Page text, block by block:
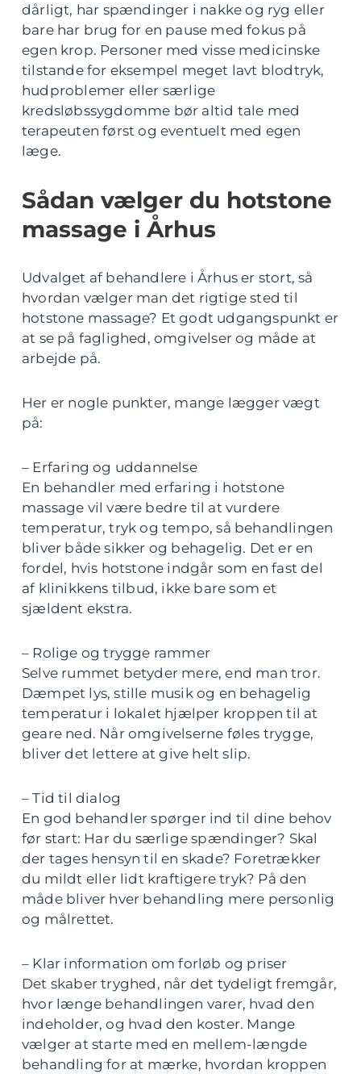
dårligt, har spændinger i nakke og ryg eller
bare har brug for en pause med fokus på
egen krop. Personer med visse medicinske
tilstande for eksempel meget lavt blodtryk,
hudproblemer eller særlige
kredsløbssygdomme bør altid tale med
terapeuten først og eventuelt med egen
læge.
Sådan vælger du hotstone
massage i Århus
Udvalget af behandlere i Århus er stort, så
hvordan vælger man det rigtige sted til
hotstone massage? Et godt udgangspunkt er
at se på faglighed, omgivelser og måde at
arbejde på.
Her er nogle punkter, mange lægger vægt
på:
– Erfaring og uddannelse
En behandler med erfaring i hotstone
massage vil være bedre til at vurdere
temperatur, tryk og tempo, så behandlingen
bliver både sikker og behagelig. Det er en
fordel, hvis hotstone indgår som en fast del
af klinikkens tilbud, ikke bare som et
sjældent ekstra.
– Rolige og trygge rammer
Selve rummet betyder mere, end man tror.
Dæmpet lys, stille musik og en behagelig
temperatur i lokalet hjælper kroppen til at
geare ned. Når omgivelserne føles trygge,
bliver det lettere at give helt slip.
– Tid til dialog
En god behandler spørger ind til dine behov
før start: Har du særlige spændinger? Skal
der tages hensyn til en skade? Foretrækker
du mildt eller lidt kraftigere tryk? På den
måde bliver hver behandling mere personlig
og målrettet.
– Klar information om forløb og priser
Det skaber tryghed, når det tydeligt fremgår,
hvor længe behandlingen varer, hvad den
indeholder, og hvad den koster. Mange
vælger at starte med en mellem-længde
behandling for at mærke, hvordan kroppen